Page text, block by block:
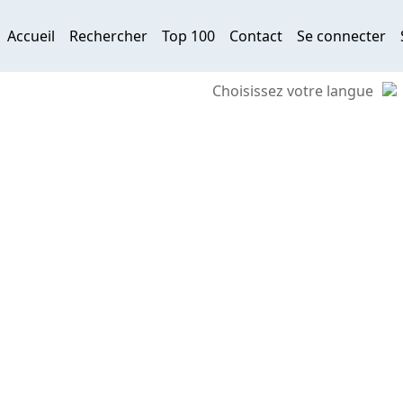
Accueil Rechercher Top 100 Contact Se connecter
Choisissez votre langue